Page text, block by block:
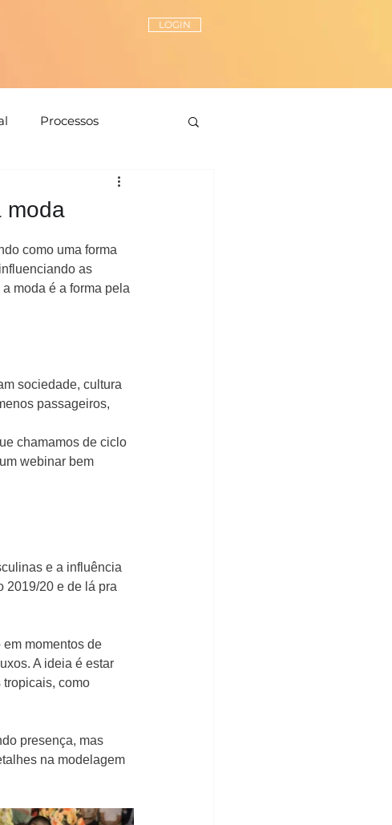
LOGIN
Processos
Peças-chave
de estilo
moda
como uma forma
as
moda é a forma pela
sociedade, cultura
passageiros,
chamamos de ciclo
webinar bem
e a influência
2019/20 e de lá pra
momentos de
A ideia é estar
tropicais, como
presença, mas
na modelagem